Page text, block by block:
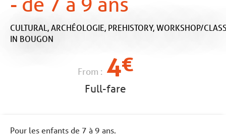
CULTURAL,ARCHÉOLOGIE, PREHISTORY,WORKSHOP/
IN BOUGON
From : 4€
Full-fare
Pour les enfants de 7 à 9 ans.